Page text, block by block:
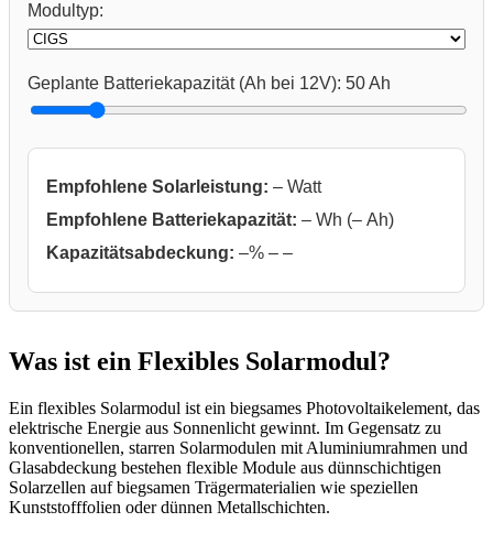
Modultyp:
Geplante Batteriekapazität (Ah bei 12V): 50Ah
Empfohlene Solarleistung: – Watt
Empfohlene Batteriekapazität: – Wh (– Ah)
Kapazitätsabdeckung: –% – –
Was ist ein Flexibles Solarmodul?
Ein flexibles Solarmodul ist ein biegsames Photovoltaikelement, das
elektrische Energie aus Sonnenlicht gewinnt. Im Gegensatz zu
konventionellen, starren Solarmodulen mit Aluminiumrahmen und
Glasabdeckung bestehen flexible Module aus dünnschichtigen
Solarzellen auf biegsamen Trägermaterialien wie speziellen
Kunststofffolien oder dünnen Metallschichten.